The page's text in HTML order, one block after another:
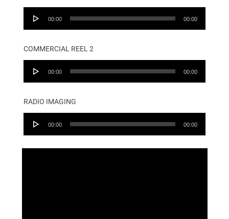
Audio
00:00 00:00
COMMERCIAL REEL 2
Audio
00:00 00:00
RADIO IMAGING
Audio
00:00 00:00